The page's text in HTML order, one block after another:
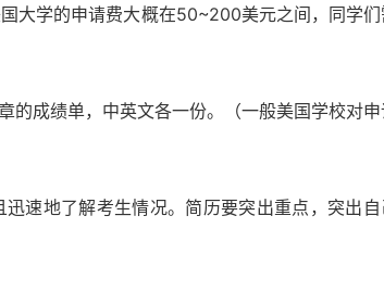
大学的申请费大概在50~200美元之间，同学们
的成绩单，中英文各一份。（一般美国学校对
速地了解考生情况。简历要突出重点，突出